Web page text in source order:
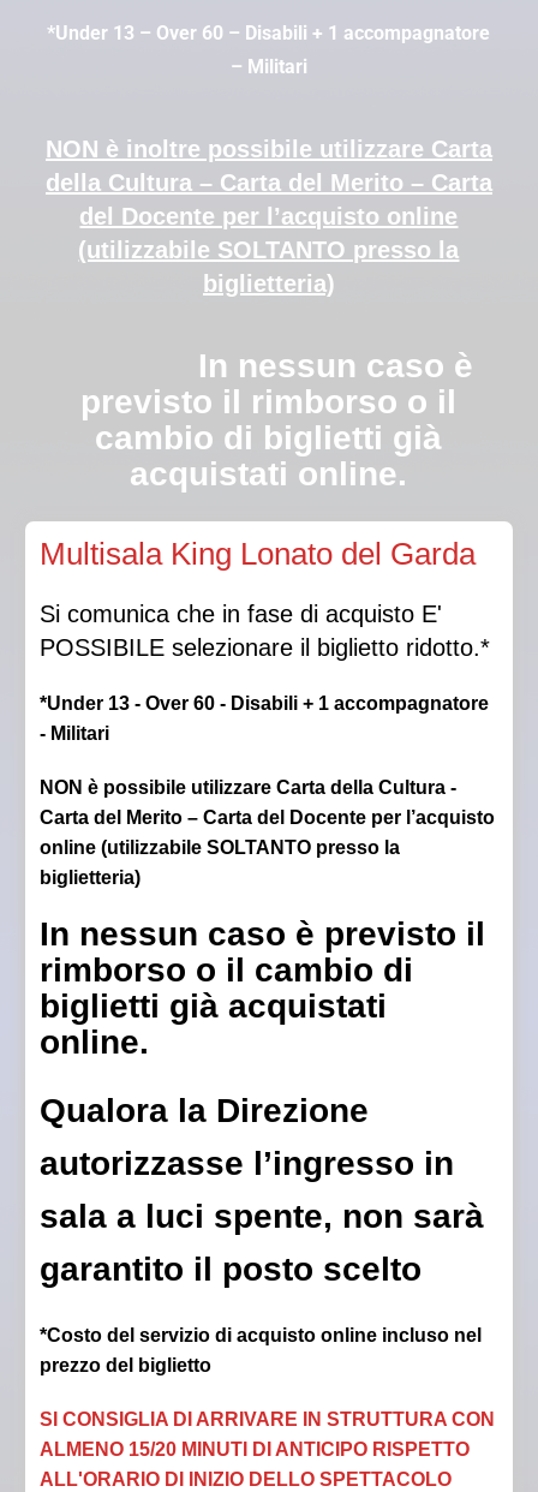
*Under 13 – Over 60 – Disabili + 1 accompagnatore
– Militari
NON è inoltre possibile utilizzare Carta
della Cultura – Carta del Merito – Carta
del Docente per l’acquisto online
(utilizzabile SOLTANTO presso la
biglietteria)
In nessun caso è
previsto il rimborso o il
cambio di biglietti già
acquistati online.
luci spente, non sarà garantito il posto scelto.
Multisala King Lonato del Garda
Si comunica che in fase di acquisto E'
POSSIBILE selezionare il biglietto ridotto.*
*Under 13 - Over 60 - Disabili + 1 accompagnatore
- Militari
NON è possibile utilizzare Carta della Cultura -
Carta del Merito – Carta del Docente per l’acquisto
online (utilizzabile SOLTANTO presso la
biglietteria)
In nessun caso è previsto il
rimborso o il cambio di
biglietti già acquistati
online.
Qualora la Direzione
autorizzasse l’ingresso in
sala a luci spente, non sarà
garantito il posto scelto
*Costo del servizio di acquisto online incluso nel
prezzo del biglietto
SI CONSIGLIA DI ARRIVARE IN STRUTTURA CON
ALMENO 15/20 MINUTI DI ANTICIPO RISPETTO
ALL'ORARIO DI INIZIO DELLO SPETTACOLO